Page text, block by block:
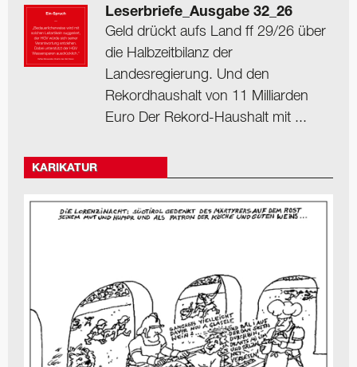
Leserbriefe_Ausgabe 32_26
Geld drückt aufs Land ff 29/26 über
die Halbzeitbilanz der
Landesregierung. Und den
Rekordhaushalt von 11 Milliarden
Euro Der Rekord-Haushalt mit ...
KARIKATUR